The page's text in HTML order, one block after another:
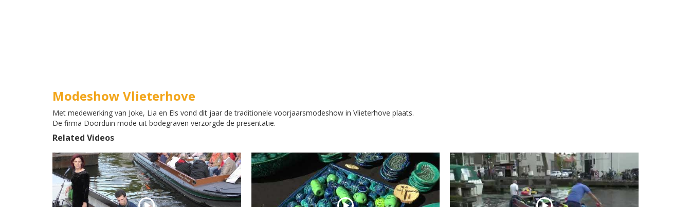
Modeshow Vlieterhove
Met medewerking van Joke, Lia en Els vond dit jaar de traditionele voorjaarsmodeshow in Vlieterhove plaats.
De firma Doorduin mode uit bodegraven verzorgde de presentatie.
Related Videos